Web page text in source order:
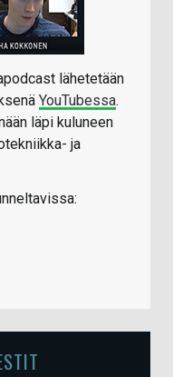
lähetetään
YouTubessa.
läpi kuluneen
ja